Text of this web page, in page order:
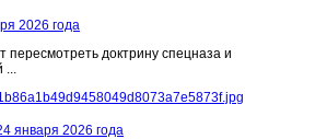
2026 года
доктрину спецназа и
января 2026 года